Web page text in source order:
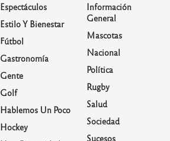
Espectáculos
Estilo Y Bienestar
Fútbol
Gastronomía
Gente
Golf
Hablemos Un Poco
Hockey
Información
General
Mascotas
Nacional
Política
Rugby
Salud
Sociedad
Sucesos